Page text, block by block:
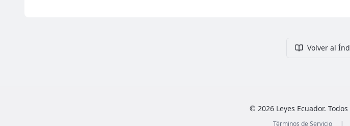
Volver al
© 2026 Leyes Ecuador.
Términos de Servicio |